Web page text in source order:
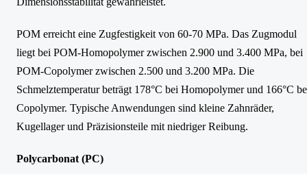
POM erreicht eine Zugfestigkeit von 60-70 MPa. Das Zugmodul
liegt bei POM-Homopolymer zwischen 2.900 und 3.400 MPa, bei
POM-Copolymer zwischen 2.500 und 3.200 MPa. Die
Schmelztemperatur beträgt 178°C bei Homopolymer und 166°C
Copolymer. Typische Anwendungen sind kleine Zahnräder,
Kugellager und Präzisionsteile mit niedriger Reibung.
Polycarbonat (PC)